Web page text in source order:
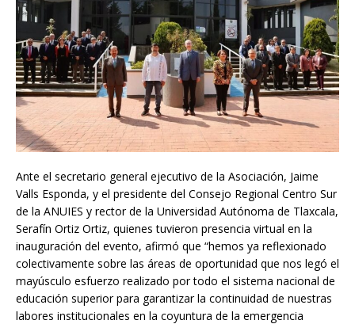
Ante el secretario general ejecutivo de la Asociación, Jaime
Valls Esponda, y el presidente del Consejo Regional Centro Sur
de la ANUIES y rector de la Universidad Autónoma de Tlaxcala,
Serafín Ortiz Ortiz, quienes tuvieron presencia virtual en la
inauguración del evento, afirmó que “hemos ya reflexionado
colectivamente sobre las áreas de oportunidad que nos legó el
mayúsculo esfuerzo realizado por todo el sistema nacional de
educación superior para garantizar la continuidad de nuestras
labores institucionales en la coyuntura de la emergencia